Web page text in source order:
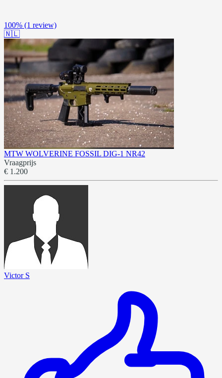
100% (1 review)
🇳🇱
MTW WOLVERINE FOSSIL DIG-1 NR42
Vraagprijs
€ 1.200
Victor S